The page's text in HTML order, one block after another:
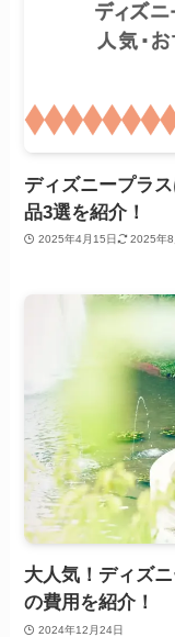
ディズニープラ
品3選を紹介！
2025年4月15日 2025年8
大人気！ディズ
の費用を紹介！
2024年12月24日